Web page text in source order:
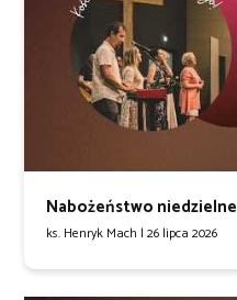
Nabożeństwo niedzielne
ks. Henryk Mach | 26 lipca 2026